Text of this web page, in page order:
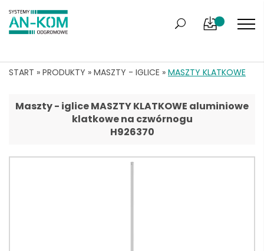
START » PRODUKTY » MASZTY - IGLICE » MASZTY KLATKOWE
Maszty - iglice MASZTY KLATKOWE aluminiowe
klatkowe na czwórnogu
H926370